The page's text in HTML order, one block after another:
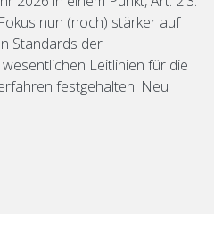
nun (noch) stärker auf
Standards der
Leitlinien für die
festgehalten. Neu